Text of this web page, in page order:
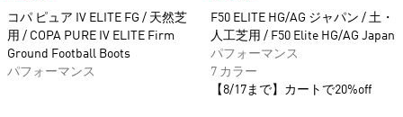
コパ ピュア IV ELITE FG / 天然芝
用 / COPA PURE IV ELITE Firm
Ground Football Boots
パフォーマンス
F50 ELITE HG/AG ジャパン / 土・
人工芝用 / F50 Elite HG/AG Japan
パフォーマンス
7 カラー
【8/17まで】カートで20%off